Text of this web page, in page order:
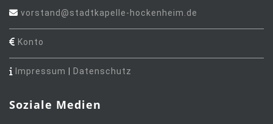
vorstand@stadtkapelle-hockenheim.de
Konto
Impressum Datenschutz
Soziale Medien